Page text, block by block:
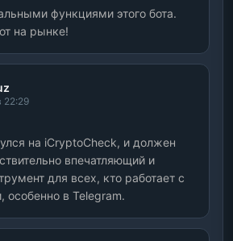
функциями этого бота.
на рынке!
22:29
на iCryptoCheck, и должен
впечатляющий и
для всех, кто работает с
особенно в Telegram.